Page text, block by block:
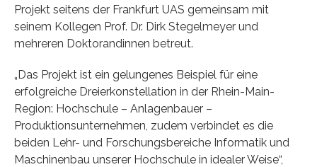
Projekt seitens der Frankfurt UAS gemeinsam mit
seinem Kollegen Prof. Dr. Dirk Stegelmeyer und
mehreren Doktorandinnen betreut.
„Das Projekt ist ein gelungenes Beispiel für eine
erfolgreiche Dreierkonstellation in der Rhein-Main-
Region: Hochschule – Anlagenbauer –
Produktionsunternehmen, zudem verbindet es die
beiden Lehr- und Forschungsbereiche Informatik und
Maschinenbau unserer Hochschule in idealer Weise“,